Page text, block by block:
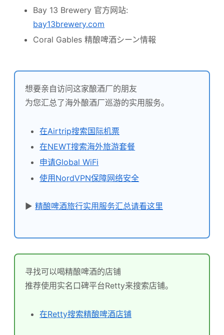
Bay 13 Brewery 官方网站:
bay13brewery.com
Coral Gables 精酿啤酒シーン情報
想要亲自访问这家酿酒厂的朋友
为您汇总了海外酿酒厂巡游的实用服务。
在Airtrip搜索国际机票
在NEWT搜索海外旅游套餐
申请Global WiFi
使用NordVPN保障网络安全
▶ 精酿啤酒旅行实用服务汇总请看这里
寻找可以喝精酿啤酒的店铺
推荐使用实名口碑平台Retty来搜索店铺。
在Retty搜索精酿啤酒店铺